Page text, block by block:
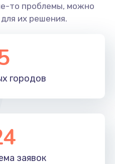
то проблемы, можно
их решения.
городов
заявок